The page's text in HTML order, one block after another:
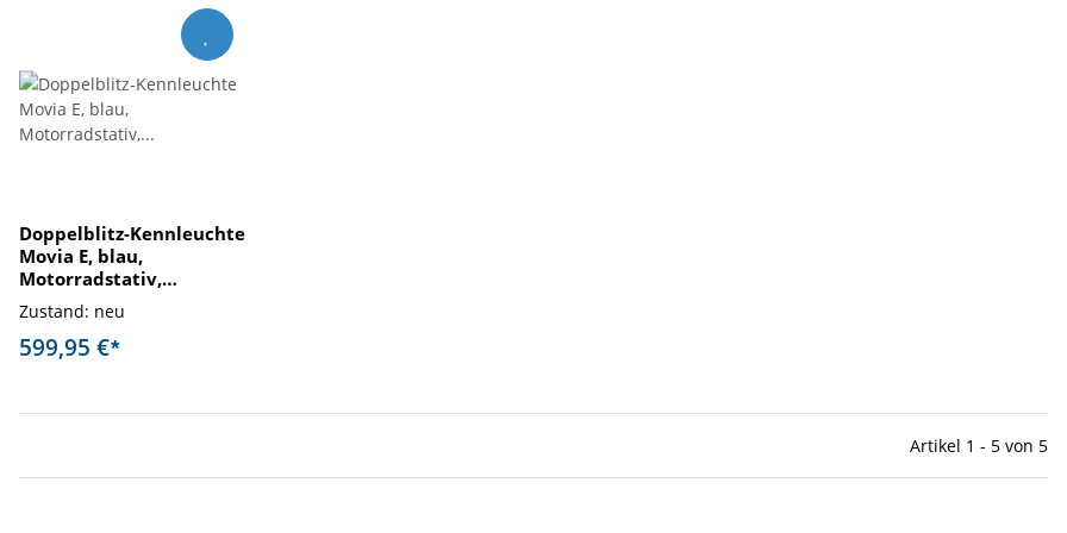
Doppelblitz-Kennleuchte
Movia E, blau,
Motorradstativ,
Ausstellungsstück
Zustand: neu
599,95 €*
Artikel 1 - 5 von 5